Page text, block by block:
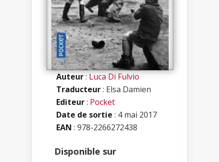
Auteur:Luca Di Fulvio
Traducteur: Elsa Damien
Editeur: Pocket
Date de sortie : 4 mai 2017
EAN : 978-2266272438
Disponible sur